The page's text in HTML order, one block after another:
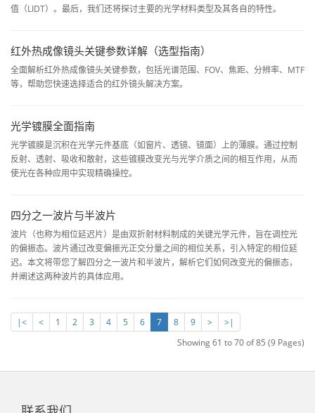
值（LIDT）。最后，我们还将探讨主要的光学材料类型及其各自的特性。
红外热成像镜头关键参数详解（选型指南）
全面解析红外热成像镜头关键参数，包括光谱范围、FOV、焦距、分辨率、MTF
等，帮助您快速选择适合的红外镜头解决方案。
光学镀膜全面指南
光学镀膜是沉积在光学元件基底（如窗片、透镜、镜面）上的薄膜。通过控制
反射、透射、吸收和散射，这些镀膜改变光与光学介质之间的相互作用，从而
使光在各种应用中实现精确操控。
四分之一波片与半波片
波片（也称为相位延迟片）是由双折射材料制成的关键光学元件，旨在调控光
的偏振态。波片通过改变偏振光正交分量之间的相位关系，引入特定的相位延
迟。本文将带您了解四分之一波片和半波片，解析它们如何改变光的偏振态，
并阐述这两种波片的具体应用。
|< < 1 2 3 4 5 6 7 8 9 >
>|
Showing 61 to 70 of 85 (9 Pages)